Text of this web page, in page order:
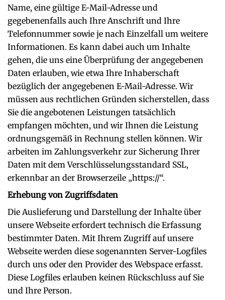
Name, eine gültige E-Mail-Adresse und
gegebenenfalls auch Ihre Anschrift und Ihre
Telefonnummer sowie je nach Einzelfall um weitere
Informationen. Es kann dabei auch um Inhalte
gehen, die uns eine Überprüfung der angegebenen
Daten erlauben, wie etwa Ihre Inhaberschaft
bezüglich der angegebenen E-Mail-Adresse. Wir
müssen aus rechtlichen Gründen sicherstellen, dass
Sie die angebotenen Leistungen tatsächlich
empfangen möchten, und wir Ihnen die Leistung
ordnungsgemäß in Rechnung stellen können. Wir
arbeiten im Zahlungsverkehr zur Sicherung Ihrer
Daten mit dem Verschlüsselungsstandard SSL,
erkennbar an der Browserzeile „https://“.
Erhebung von Zugriffsdaten
Die Auslieferung und Darstellung der Inhalte über
unsere Webseite erfordert technisch die Erfassung
bestimmter Daten. Mit Ihrem Zugriff auf unsere
Webseite werden diese sogenannten Server-Logfiles
durch uns oder den Provider des Webspace erfasst.
Diese Logfiles erlauben keinen Rückschluss auf Sie
und Ihre Person.